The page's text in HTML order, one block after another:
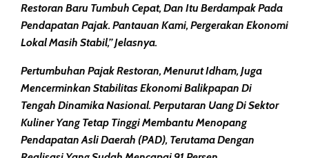
Restoran Baru Tumbuh Cepat, Dan Itu Berdampak Pada
Pendapatan Pajak. Pantauan Kami, Pergerakan Ekonomi
Lokal Masih Stabil,” Jelasnya.
Pertumbuhan Pajak Restoran, Menurut Idham, Juga
Mencerminkan Stabilitas Ekonomi Balikpapan Di
Tengah Dinamika Nasional. Perputaran Uang Di Sektor
Kuliner Yang Tetap Tinggi Membantu Menopang
Pendapatan Asli Daerah (PAD), Terutama Dengan